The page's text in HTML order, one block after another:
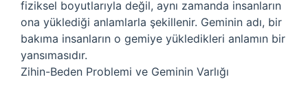
fiziksel boyutlarıyla değil, aynı zamanda insanların
ona yüklediği anlamlarla şekillenir. Geminin adı, bir
bakıma insanların o gemiye yükledikleri anlamın bir
yansımasıdır.
Zihin-Beden Problemi ve Geminin Varlığı